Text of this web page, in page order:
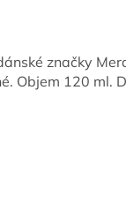
značky
Objem 120 ml.